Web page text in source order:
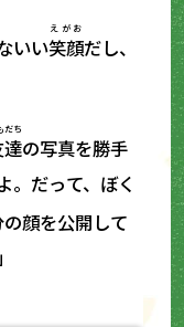
いい笑顔
えがお
だし、
だち
の写真を勝手
。だって、ぼく
顔を公開して